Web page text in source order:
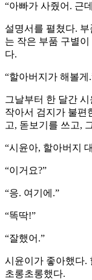
“아빠가 사줬어. 근
설명서를 펼쳤다.
는 작은 부품 구별
다.
“할아버지가 해볼게
그날부터 한 달간
작아서 검지가 불편
고, 돋보기를 쓰고,
“시윤아, 할아버지
“이거요?”
“응. 여기에.”
“똑딱!”
“잘했어.”
시윤이가 좋아했다.
초롱초롱했다.